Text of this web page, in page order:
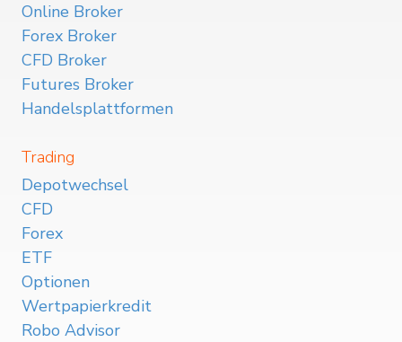
Online Broker
Forex Broker
CFD Broker
Futures Broker
Handelsplattformen
Trading
Depotwechsel
CFD
Forex
ETF
Optionen
Wertpapierkredit
Robo Advisor